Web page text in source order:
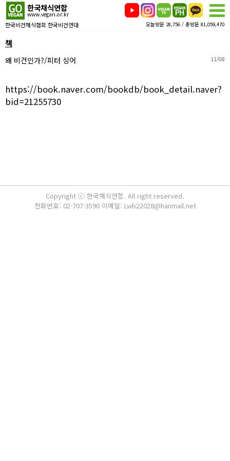
한국채식연합
www.vegan.or.kr
한국비건채식협회 한국비건연대 오늘방문 28,756 / 총방문 81,059,470
책
왜 비건인가?/피터 싱어 11/08
https://book.naver.com/bookdb/book_detail.naver?
bid=21255730
Copyright ⓒ 한국채식연합. All right reserved.
전화번호: 02-707-3590 이메일: Lwb22028@hanmail.net